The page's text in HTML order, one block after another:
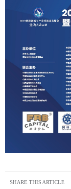
SHARE THIS ARTICLE